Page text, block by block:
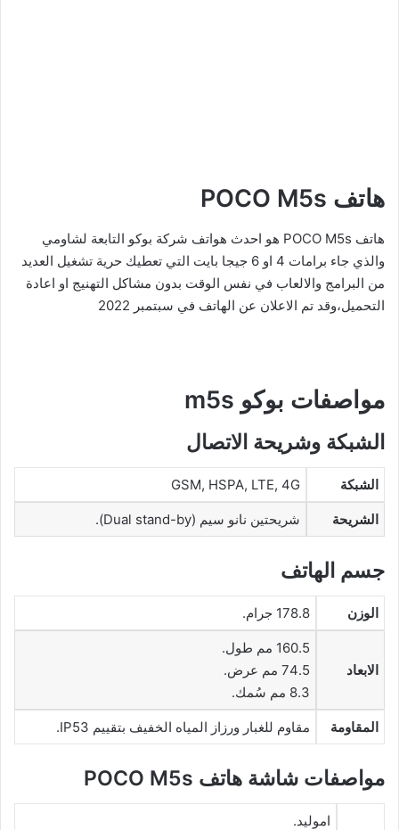
هاتف POCO M5s
هاتف POCO M5s هو احدث هواتف شركة بوكو التابعة لشاومي
والذي جاء برامات 4 او 6 جيجا بايت التي تعطيك حرية تشغيل العديد
من البرامج والالعاب في نفس الوقت بدون مشاكل التهنيج او اعادة
التحميل،وقد تم الاعلان عن الهاتف في سبتمبر 2022
مواصفات بوكو m5s
الشبكة وشريحة الاتصال
الشبكة GSM, HSPA, LTE, 4G
الشريحة شريحتين نانو سيم (Dual stand-by).
جسم الهاتف
الوزن 178.8 جرام.
الابعاد
160.5 مم طول.
74.5 مم عرض.
8.3 مم سُمك.
المقاومة مقاوم للغبار ورزاز المياه الخفيف بتقييم IP53.
مواصفات شاشة هاتف POCO M5s
اموليد.